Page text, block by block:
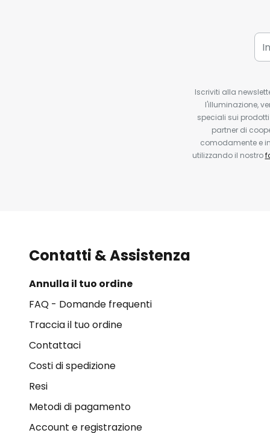
Iscriviti alla
l'illuminazione,
speciali sui
partner di
comodamente e
utilizzando il nostro
Contatti & Assistenza
Annulla il tuo ordine
FAQ - Domande frequenti
Traccia il tuo ordine
Contattaci
Costi di spedizione
Resi
Metodi di pagamento
Account e registrazione